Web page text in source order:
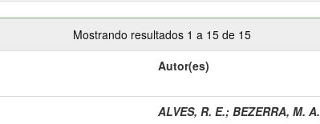
Mostrando resultados 1 a 15 de 15
Autor(es)
ALVES, R. E.; BEZERRA, M. A.